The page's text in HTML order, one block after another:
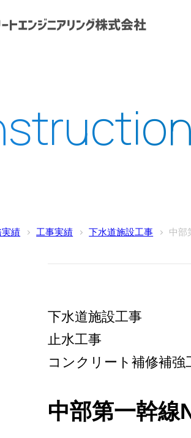
績 工事実績 下水道施設工事 中部
下水道施設工事
止水工事
コンクリート補修補強
中部第一幹線